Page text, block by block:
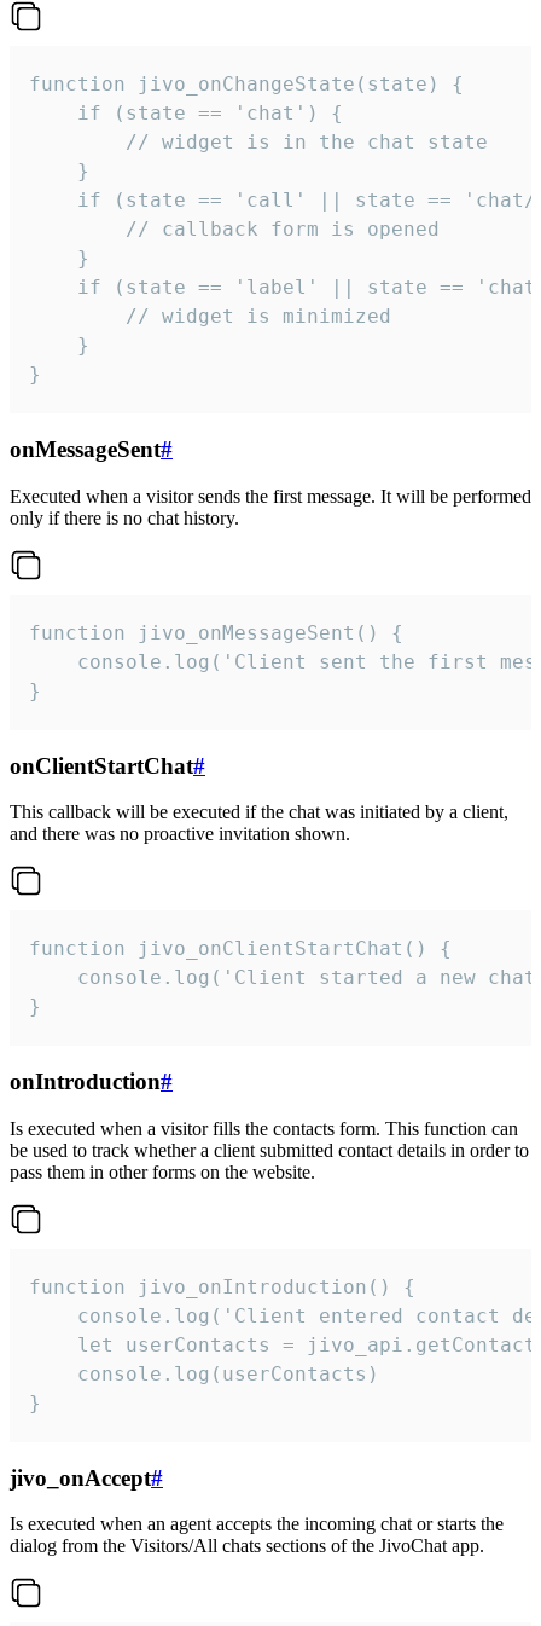
function jivo_onChangeState(state) {
    if (state == 'chat') {
        // widget is in the chat state
    }
if (state == 'call' || state ==
        // callback form is opened
    }
if (state == 'label' || state ==
        // widget is minimized
    }
}
onMessageSent#
Executed when a visitor sends the first message. It will be performed
only if there is no chat history.
function jivo_onMessageSent() {
console.log('Client sent the first
}
onClientStartChat#
This callback will be executed if the chat was initiated by a client,
and there was no proactive invitation shown.
function jivo_onClientStartChat() {
console.log('Client started a new
}
onIntroduction#
Is executed when a visitor fills the contacts form. This function can
be used to track whether a client submitted contact details in order to
pass them in other forms on the website.
function jivo_onIntroduction() {
console.log('Client entered contact
let userContacts =
    console.log(userContacts)
}
jivo_onAccept#
Is executed when an agent accepts the incoming chat or starts the
dialog from the Visitors/All chats sections of the JivoChat app.